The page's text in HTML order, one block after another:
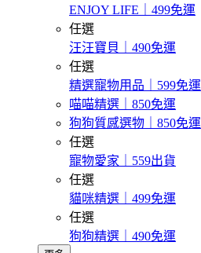
ENJOY LIFE｜499免運
任選
汪汪寶貝｜490免運
任選
精選寵物用品｜599免運
喵喵精選｜850免運
狗狗質感選物｜850免運
任選
寵物愛家｜559出貨
任選
貓咪精選｜499免運
任選
狗狗精選｜490免運